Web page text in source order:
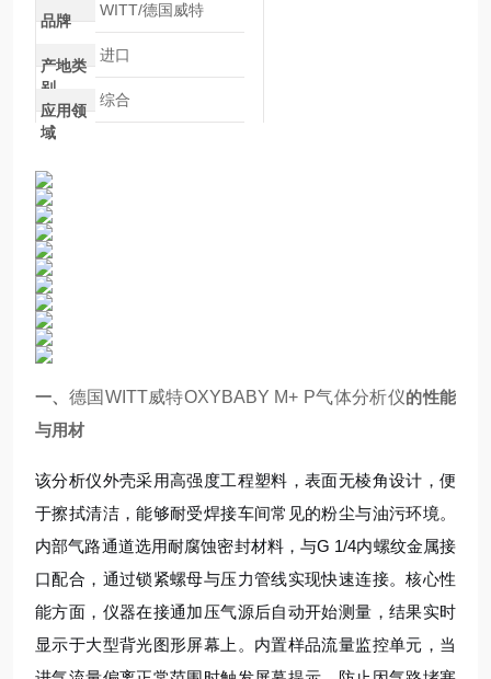
品牌
WITT/德国威特
产地类
别
进口
应用领
域
综合
一、 德国WITT威特OXYBABY M+ P气体分析仪的性能
与用材
该分析仪外壳采用高强度工程塑料，表面无棱角设计，便
于擦拭清洁，能够耐受焊接车间常见的粉尘与油污环境。
内部气路通道选用耐腐蚀密封材料，与G 1/4内螺纹金属接
口配合，通过锁紧螺母与压力管线实现快速连接。核心性
能方面，仪器在接通加压气源后自动开始测量，结果实时
显示于大型背光图形屏幕上。内置样品流量监控单元，当